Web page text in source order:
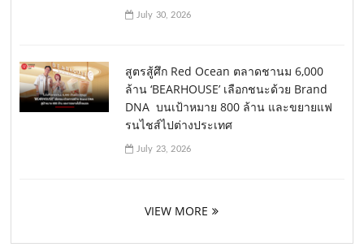
July 30, 2026
สูตรสู้ศึก Red Ocean ตลาดชานม 6,000
ล้าน ‘BEARHOUSE’ เลือกชนะด้วย Brand
DNA บนเป้าหมาย 800 ล้าน และขยายแฟ
รนไชส์ไปต่างประเทศ
July 23, 2026
VIEW MORE